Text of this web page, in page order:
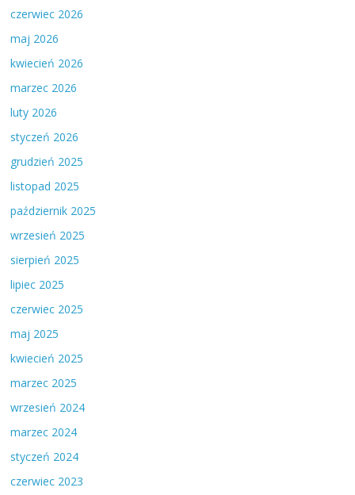
czerwiec 2026
maj 2026
kwiecień 2026
marzec 2026
luty 2026
styczeń 2026
grudzień 2025
listopad 2025
październik 2025
wrzesień 2025
sierpień 2025
lipiec 2025
czerwiec 2025
maj 2025
kwiecień 2025
marzec 2025
wrzesień 2024
marzec 2024
styczeń 2024
czerwiec 2023